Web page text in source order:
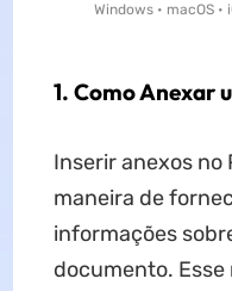
Windows • macOS •
1. Como Anexar
Inserir anexos no
maneira de
informações
documento.